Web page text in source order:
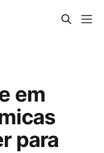
em
para